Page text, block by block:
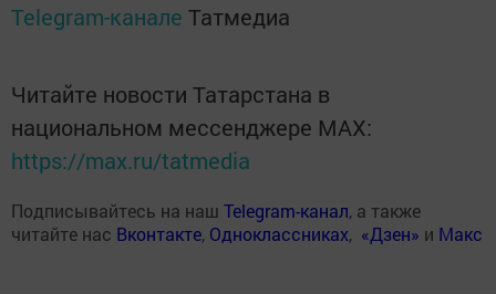
Telegram-канале Татмедиа
Читайте новости Татарстана в
национальном мессенджере MАХ:
https://max.ru/tatmedia
Подписывайтесь на наш Telegram-канал, а также
читайте нас Вконтакте, Одноклассниках, «Дзен» и Макс